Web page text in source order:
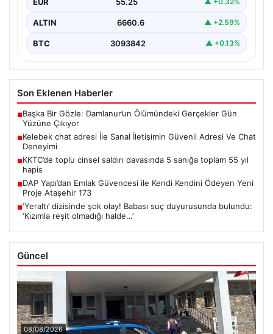
ALTIN 6660.6 ▲ +2.59%
BTC 3093842 ▲ +0.13%
Son Eklenen Haberler
■Başka Bir Gözle: Damlanur’un Ölümündeki Gerçekler Gün
Yüzüne Çıkıyor
■Kelebek chat adresi İle Sanal İletişimin Güvenli Adresi Ve Chat
Deneyimi
■KKTC’de toplu cinsel saldırı davasında 5 sanığa toplam 55 yıl
hapis
■DAP Yapı’dan Emlak Güvencesi ile Kendi Kendini Ödeyen Yeni
Proje Ataşehir 173
■‘Yeraltı’ dizisinde şok olay! Babası suç duyurusunda bulundu:
‘Kızımla reşit olmadığı halde…’
Güncel
08/08/2026